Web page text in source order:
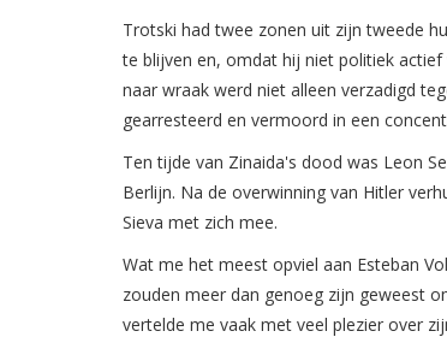
Trotski had twee zonen uit zijn tweede
te blijven en, omdat hij niet politiek
naar wraak werd niet alleen verzadigd
gearresteerd en vermoord in een
Ten tijde van Zinaida's dood was Leon
Berlijn. Na de overwinning van Hitler
Sieva met zich mee.
Wat me het meest opviel aan Esteban
zouden meer dan genoeg zijn geweest
vertelde me vaak met veel plezier over